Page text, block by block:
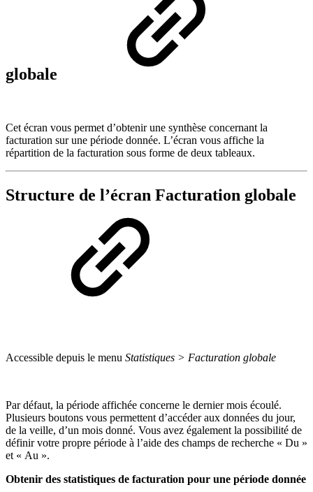
globale
Cet écran vous permet d’obtenir une synthèse concernant la
facturation sur une période donnée. L’écran vous affiche la
répartition de la facturation sous forme de deux tableaux.
Structure de l’écran Facturation globale
Accessible depuis le menu Statistiques > Facturation globale
Par défaut, la période affichée concerne le dernier mois écoulé.
Plusieurs boutons vous permettent d’accéder aux données du jour,
de la veille, d’un mois donné. Vous avez également la possibilité de
définir votre propre période à l’aide des champs de recherche « Du »
et « Au ».
Obtenir des statistiques de facturation pour une période donnée